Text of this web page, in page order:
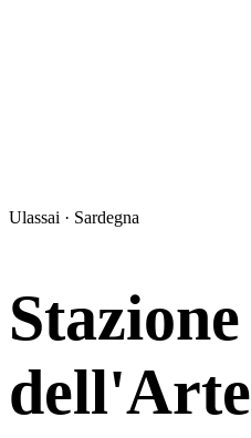
Ulassai · Sardegna
Stazione
dell'Arte